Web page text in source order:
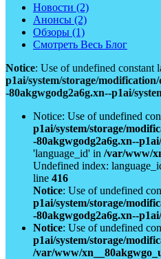
Новости (2)
Анонсы (2)
Обзоры (1)
Смотреть Весь Блог
Notice: Use of undefined constant
p1ai/system/storage/
-80akgwgodg2a6g.xn--p1ai/
Notice: Use of undefined
p1ai/system/storage/
-80akgwgodg2a6g.xn--
'language_id' in /var/www/
Undefined index:
line 416
Notice: Use of undefined
p1ai/system/storage/
-80akgwgodg2a6g.xn--
Notice: Use of undefined
p1ai/system/storage/
/var/www/